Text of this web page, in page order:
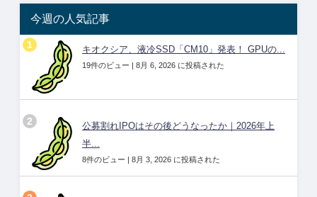
今週の人気記事
キオクシア、液冷SSD「CM10」発表！ GPUの...
19件のビュー | 8月 6, 2026 に投稿された
公募割れIPOはその後どうなったか｜2026年上
半...
8件のビュー | 8月 3, 2026 に投稿された